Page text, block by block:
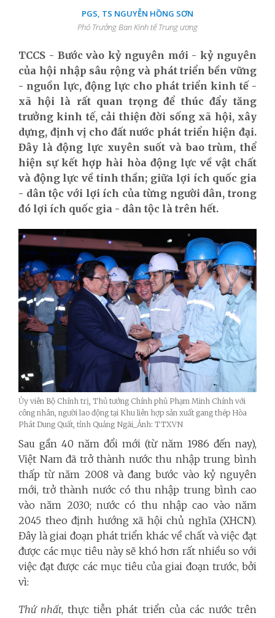
PGS, TS NGUYỄN HỒNG SƠN
Phó Trưởng Ban Kinh tế Trung ương
TCCS - Bước vào kỷ nguyên mới - kỷ nguyên
của hội nhập sâu rộng và phát triển bền vững
- nguồn lực, động lực cho phát triển kinh tế -
xã hội là rất quan trọng để thúc đẩy tăng
trưởng kinh tế, cải thiện đời sống xã hội, xây
dựng, định vị cho đất nước phát triểnhiện đại.
Đây là động lực xuyên suốt và bao trùm, thể
hiện sự kết hợp hài hòa động lực về vật chất
và động lực về tinh thần; giữa lợi ích quốc gia
- dân tộc với lợi ích của từng người dân, trong
đó lợi ích quốc gia - dân tộc là trên hết.
Ủy viên Bộ Chính trị, Thủ tướng Chính phủ Phạm Minh Chính với
công nhân, người lao động tại Khu liên hợp sản xuất gang thép Hòa
Phát Dung Quất, tỉnh Quảng Ngãi_Ảnh: TTXVN
Sau gần 40 năm đổi mới (từ năm 1986 đến nay),
Việt Nam đã trở thành nước thu nhập trung bình
thấp từ năm 2008 và đang bước vào kỷ nguyên
mới, trở thành nước có thu nhập trung bình cao
vào năm 2030; nước có thu nhập cao vào năm
2045 theo định hướng xã hội chủ nghĩa (XHCN).
Đây là giai đoạn phát triển khác về chất và việc đạt
được các mục tiêu này sẽ khó hơn rất nhiều so với
việc đạt được các mục tiêu của giai đoạn trước, bởi
vì:
Thứ nhất, thực tiễn phát triển của các nước trên